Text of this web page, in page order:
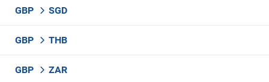
GBP SGD
GBP THB
GBP ZAR